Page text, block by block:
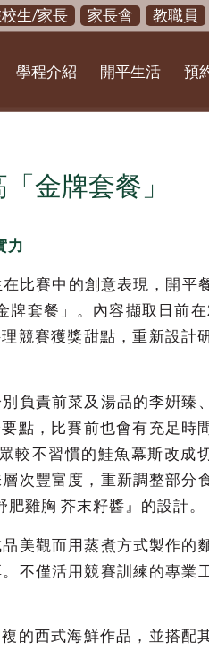
生/家長 家長會 教職員
學程介紹 開平生活 預
金牌套餐」
力
比賽中的創意表現，開平
牌套餐」。內容擷取日前
競賽獲獎甜點，重新設計
負責前菜及湯品的李姸臻
點，比賽前也會有充足時
較不習慣的鮭魚幕斯改成
次豐富度，重新調整部分
雞胸 芥末籽醬』的設計。
美觀而用蒸煮方式製作的
不僅活用競賽訓練的專業
的西式海鮮作品，並搭配